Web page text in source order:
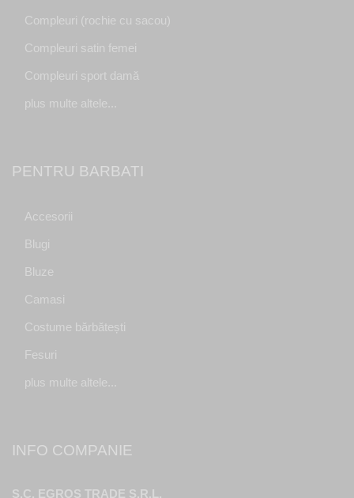
Compleuri (rochie cu sacou)
Compleuri satin femei
Compleuri sport damă
plus multe altele...
PENTRU BARBATI
Accesorii
Blugi
Bluze
Camasi
Costume bărbătești
Fesuri
plus multe altele...
INFO COMPANIE
S.C. EGROS TRADE S.R.L.